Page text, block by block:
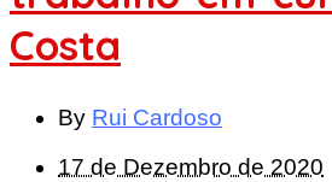
Costa
By Rui Cardoso
17 de Dezembro de 2020